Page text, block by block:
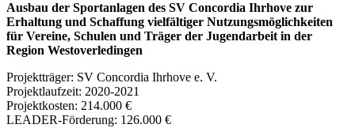
Ausbau der Sportanlagen des SV Concordia Ihrhove zur
Erhaltung und Schaffung vielfältiger Nutzungsmöglichkeiten
für Vereine, Schulen und Träger der Jugendarbeit in der
Region Westoverledingen
Projektträger: SV Concordia Ihrhove e. V.
Projektlaufzeit: 2020-2021
Projektkosten: 214.000 €
LEADER-Förderung: 126.000 €